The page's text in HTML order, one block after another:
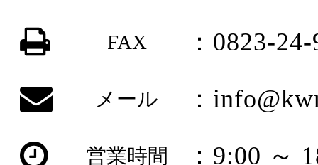
FAX ：0823-
メール ：
営業時間 ：9:00 ～